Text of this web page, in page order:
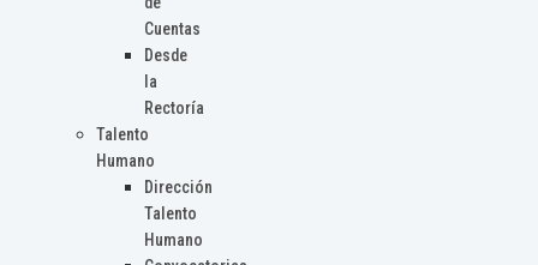
Cuentas
Desde
la
Rectoría
Talento
Humano
Dirección
Talento
Humano